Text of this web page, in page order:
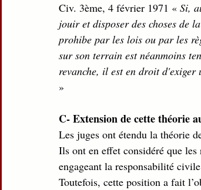
Civ. 3ème, 4 février 1971 « Si,
jouir et disposer des choses de
prohibe par les lois ou par les
sur son terrain est néanmoins
revanche, il est en droit d'exiger
»
C- Extension de cette théorie
Les juges ont étendu la théorie
Ils ont en effet considéré que
engageant la responsabilité
Toutefois, cette position a fait